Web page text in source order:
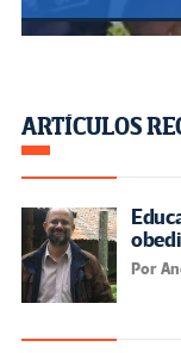
ARTÍCULOS
Por